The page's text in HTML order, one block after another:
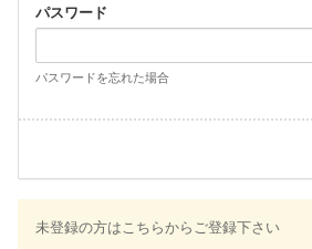
パスワード
パスワードを忘れた場合
未登録の方はこちらからご登録下さい